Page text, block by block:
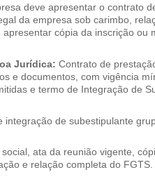
deve apresentar o contrato
da empresa sob carimbo,
cópia da inscrição ou
Jurídica: Contrato de
e documentos, com vigência
e termo de Integração de
integração de subestipulante
ata da reunião vigente,
e relação completa do FGTS.